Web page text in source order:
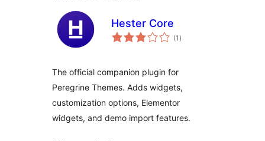
Hester Core
(1 valoracións
totais
)
The official companion plugin for
Peregrine Themes. Adds widgets,
customization options, Elementor
widgets, and demo import features.